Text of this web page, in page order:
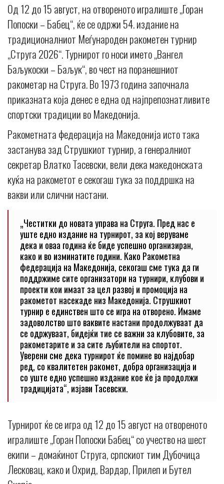
Од 12 до 15 август, на отвореното игралиште „Горан
Попоски – Бабец“, ќе се одржи 54. издание на
традиционалниот Меѓународен ракометен турнир
„Струга 2026“. Турнирот го носи името „Вангел
Баљукоски – Баљук“, во чест на поранешниот
ракометар на Струга. Во 1973 година започнала
приказната која денес е една од најпрепознатливите
спортски традиции во Македонија.
Ракометната федерација на Македонија исто така
застанува зад Струшкиот турнир, а генералниот
секретар Влатко Тасевски, вели дека македонската
куќа на ракометот е секогаш тука за поддршка на
вакви или слични настани.
„Честитки до новата управа на Струга. Пред нас е
уште едно издание на турнирот, за кој веруваме
дека и оваа година ќе биде успешно организиран,
како и во изминатите години. Како Ракометна
федерација на Македонија, секогаш сме тука да ги
поддржиме сите организатори на турнири, клубови и
проекти кои имаат за цел развој и промоција на
ракометот насекаде низ Македонија. Струшкиот
турнир е единствен што се игра на отворено. Имаме
задоволство што ваквите настани продолжуваат да
се одржуваат, бидејќи тие се важни за клубовите, за
ракометарите и за сите љубители на спортот.
Уверени сме дека турнирот ќе помине во најдобар
ред, со квалитетен ракомет, добра организација и
со уште едно успешно издание кое ќе ја продолжи
традицијата“, изјави Тасевски.
Турнирот ќе се игра од 12 до 15 август на отвореното
игралиште „Горан Попоски Бабец“ со учество на шест
екипи – домаќинот Струга, српскиот тим Дубочица
Лесковац, како и Охрид, Вардар, Прилеп и Бутел